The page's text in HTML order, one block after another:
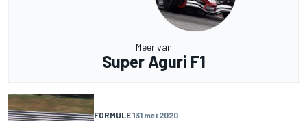
Meer van
Super Aguri F1
FORMULE 131 mei 2020